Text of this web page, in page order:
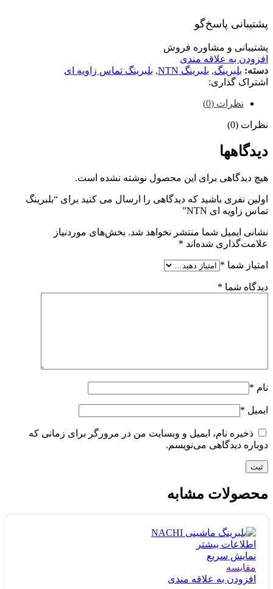
پشتیبانی پاسخ‌گو
پشتیبانی و مشاوره فروش
افزودن به علاقه مندی
دسته: بلبرینگ, بلبرینگ NTN , بلبرینگ تماس زاویه ای
اشتراک گذاری:
نظرات (0)
نظرات (0)
دیدگاهها
هیچ دیدگاهی برای این محصول نوشته نشده است.
اولین نفری باشید که دیدگاهی را ارسال می کنید برای “بلبرینگ
تماس زاویه ای NTN”
نشانی ایمیل شما منتشر نخواهد شد. بخش‌های موردنیاز
علامت‌گذاری شده‌اند *
امتیاز شما *
دیدگاه شما *
نام *
ایمیل *
ذخیره نام، ایمیل و وبسایت من در مرورگر برای زمانی که
دوباره دیدگاهی می‌نویسم.
محصولات مشابه
اطلاعات بیشتر
نمایش سریع
مقايسه
افزودن به علاقه مندی